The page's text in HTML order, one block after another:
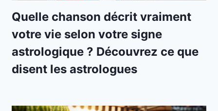
Quelle chanson décrit vraiment
votre vie selon votre signe
astrologique ? Découvrez ce que
disent les astrologues